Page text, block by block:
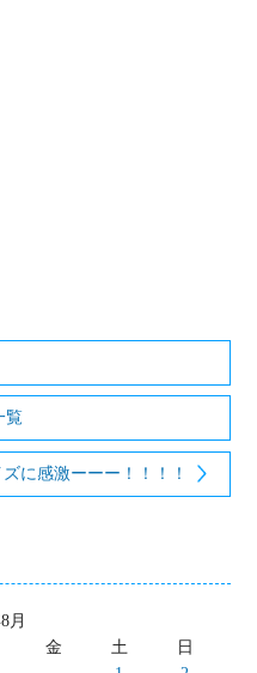
覧
に感激ーーー！！！！
月
金 土
日